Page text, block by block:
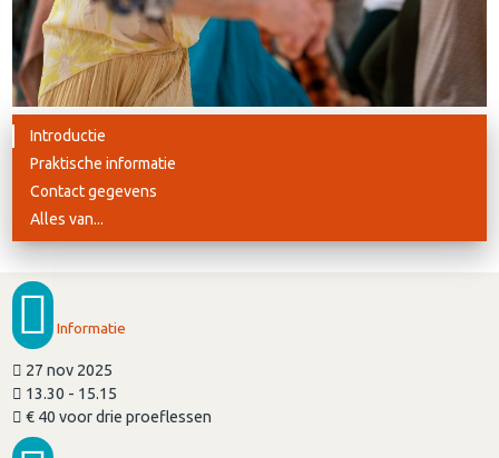
Introductie
Praktische informatie
Contact gegevens
Alles van...
Informatie
27 nov 2025
13.30 - 15.15
€ 40 voor drie proeflessen